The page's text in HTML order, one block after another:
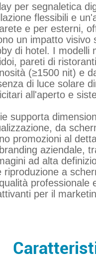
digitale
flessibili e
e per esterni,
un impatto
di hotel. I modelli
pareti di
(≥1500 nit) e
di luce solare
all'aperto e
dimensioni
da
promozioni al
aziendale,
ad alta
riproduzione a
professionale
per il